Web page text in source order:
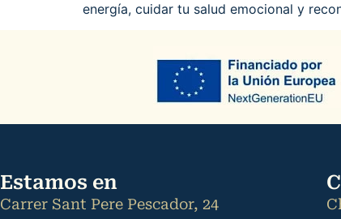
energía, cuidar tu salud emocional y
Estamos en
Carrer Sant Pere Pescador, 24